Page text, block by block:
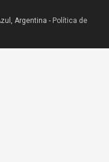
Argentina - Política de